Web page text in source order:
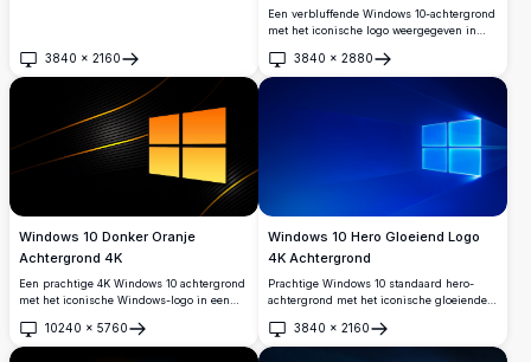
bureaubladaanpassing in verbluffende 4K-
resolutie.
3840 × 2160
Openen
Een verbluffende Windows 10-achtergrond
met het iconische logo weergegeven in
tegen een diepzwarte achtergrond, voor
een cinematische en futuristische 4K-
3840 × 2880
Openen
Windows 10 Donker Oranje
Achtergrond 4K
Een prachtige 4K Windows 10 achtergrond
met het iconische Windows-logo in een
een strakke donkere achtergrond met
dynamische gebogen lijnen en metallic
10240 × 5760
Openen
Windows 10 Hero Gloeiend Logo
4K Achtergrond
Prachtige Windows 10 standaard hero-
achtergrond met het iconische gloeiende
diepblauwe achtergrond. Perfecte hoge
resolutie 4K bureaubladachtergrond met
3840 × 2160
Openen